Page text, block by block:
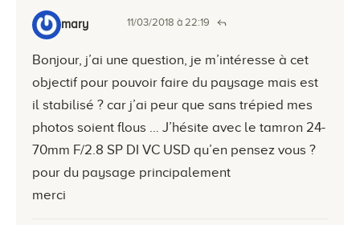
mary 11/03/2018 à 22:19
Bonjour, j’ai une question, je m’intéresse à cet
objectif pour pouvoir faire du paysage mais est
il stabilisé ? car j’ai peur que sans trépied mes
photos soient flous … J’hésite avec le tamron 24-
70mm F/2.8 SP DI VC USD qu’en pensez vous ?
pour du paysage principalement
merci